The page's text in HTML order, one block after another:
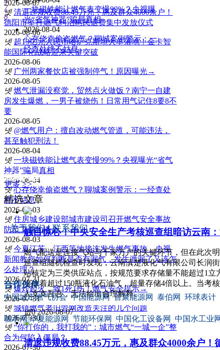
一块磁铁能让燃气表变慢99%？央视曝
光“省气神器”骗局真相
2026-08-04
心存侥幸偷盗燃气？聊城案例警示：一
经查处绝不姑息
7
8
2026-08-07
넷 清退违规收费88.45万元，惠及群众4000余户！
德阳市举行燃气纠治惠民退费集中发放仪式
2026-08-06
넷 超13亿元人民币哈萨克斯坦大单落地！金卡智
能国际化战略迎来关键突破
2026-08-06
넷 广州两家餐饮店被强制停气！原因曝光→
2026-08-05
넷 燃气泄漏没察觉，贸然点火做饭？南宁一自建
房发生爆燃，一男子被烧伤！日常用气记住8要8不
要
2026-08-05
넷 @燃气用户：擅自改动燃气管道，可能违法，
甚至触犯刑法！
2026-08-04
넷 一块磁铁能让燃气表变慢99%？央视曝光“省气
神器”骗局真相
2026-08-04
넷 心存侥幸偷盗燃气？聊城案例警示：一经查处
绝不姑息
2026-08-03
넷 住房城乡建设部城市建设司召开燃气安全事故
防范工作约谈会
2026-08-03
넷 今夏江苏、江西等地接连发生燃气事故，央视
新闻教您如何判断是否有漏气，发生泄漏了又该怎
么处理？
2026-07-31
넷 爆炸起火，致1死1伤！燃气安全提示→
2026-07-31
넷 城镇燃气老旧管网改造关注的几个问题
2026-07-30
넷 “你打你的，我打我的”：城市燃气“一城一企”整
合为何陷入僵局？
2026-07-30
最新内容
更多 >>
精选文章
触目惊心！中央安全生产考核巡查组暗访云南
燃气配送是连接气站与千家万户的关键环节，但在此次
巡查组随机检查时发现，云南滇楚液化气有限公司长润
站核定为三类供应站点，按规范要求存储量不能超过1
堆放着超过150瓶液化石油气，超量存储4倍以上。当考
人支支吾吾，无法给出合理解释。
넶0 2026-08-07
清退违规收费88.45万元，惠及群众4000余户
关于我们|联系我们
合作伙伴
中国城市燃气协会 中国能源网 首聚能源网 泰伯网 环球表计
轴承网 华夏能源网 节能环保网 中国化工设备网 中国水工业